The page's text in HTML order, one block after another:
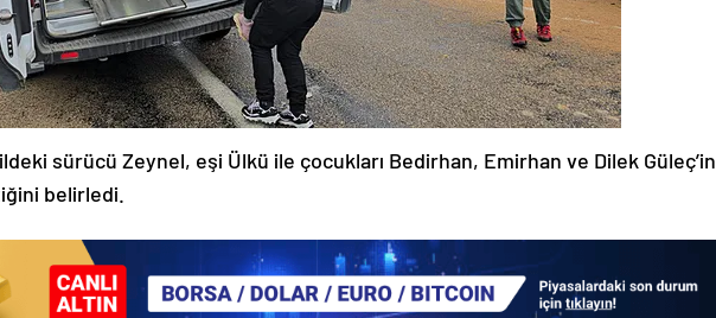
sürücü Zeynel, eşi Ülkü ile çocukları Bedirhan, Emirhan ve Dilek Güleç’in
belirledi.